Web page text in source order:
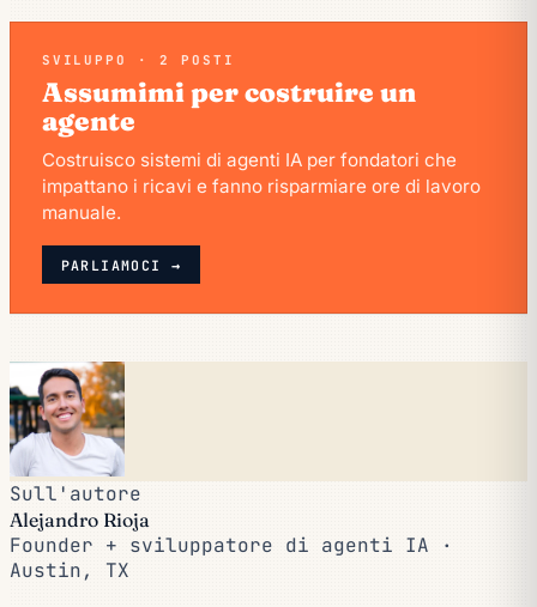
SVILUPPO · 2 POSTI
Assumimi per costruire un
agente
Costruisco sistemi di agenti IA per fondatori che
impattano i ricavi e fanno risparmiare ore di lavoro
manuale.
PARLIAMOCI →
Sull'autore
Alejandro Rioja
Founder + sviluppatore di agenti IA ·
Austin, TX